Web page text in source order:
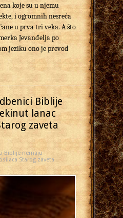
koje su u njemu
i ogromnih nesreća
u prva tri veka. A što
Jevanđelja po
jeziku ono je prevod
Biblije
lanac
zaveta
Biblije nemaju
Starog zaveta